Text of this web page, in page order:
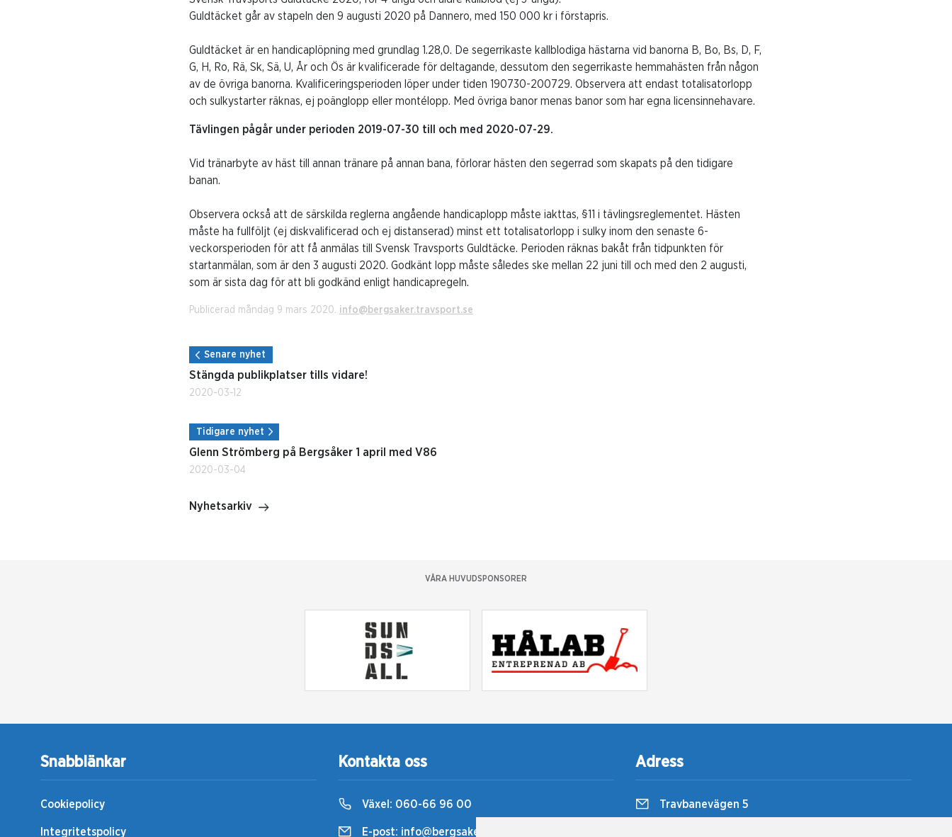
Guldtäcket går av stapeln den 9 augusti 2020 på Dannero, med 150 000 kr i förstapris.
Guldtäcket är en handicaplöpning med grundlag 1.28,0. De segerrikaste kallblodiga hästarna vid banorna B, Bo, Bs, D, F,
G, H, Ro, Rä, Sk, Sä, U, År och Ös är kvalificerade för deltagande, dessutom den segerrikaste hemmahästen från någon
av de övriga banorna. Kvalificeringsperioden löper under tiden 190730-200729. Observera att endast totalisatorlopp
och sulkystarter räknas, ej poänglopp eller montélopp. Med övriga banor menas banor som har egna licensinnehavare.
Tävlingen pågår under perioden 2019-07-30 till och med 2020-07-29.
Vid tränarbyte av häst till annan tränare på annan bana, förlorar hästen den segerrad som skapats på den tidigare
banan.
Observera också att de särskilda reglerna angående handicaplopp måste iakttas, §11 i tävlingsreglementet. Hästen
måste ha fullföljt (ej diskvalificerad och ej distanserad) minst ett totalisatorlopp i sulky inom den senaste 6-
veckorsperioden för att få anmälas till Svensk Travsports Guldtäcke. Perioden räknas bakåt från tidpunkten för
startanmälan, som är den 3 augusti 2020. Godkänt lopp måste således ske mellan 22 juni till och med den 2 augusti,
som är sista dag för att bli godkänd enligt handicapregeln.
Publicerad måndag 9 mars 2020. info@bergsaker.travsport.se
Senare nyhet
Stängda publikplatser tills vidare!
2020-03-12
Tidigare nyhet
Glenn Strömberg på Bergsåker 1 april med V86
2020-03-04
Nyhetsarkiv
VÅRA HUVUDSPONSORER
Snabblänkar
Cookiepolicy
Integritetspolicy
Kontakta oss
Växel: 060-66 96 00
E-post: info@bergsaker.travsport.se
Adress
Travbanevägen 5